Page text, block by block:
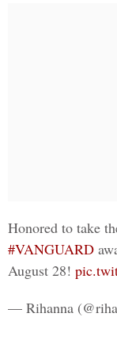
Honored to take
#VANGUARD
August 28!
— Rihanna